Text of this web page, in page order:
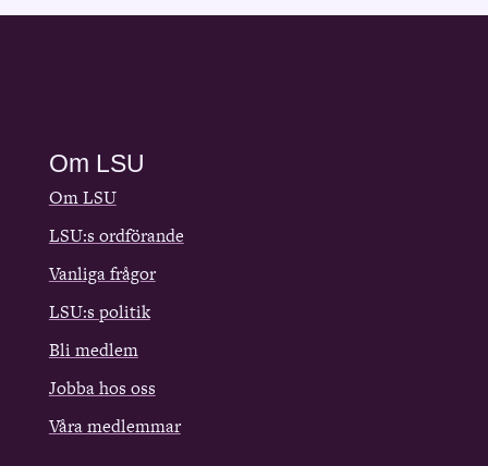
Om LSU
Om LSU
LSU:s ordförande
Vanliga frågor
LSU:s politik
Bli medlem
Jobba hos oss
Våra medlemmar